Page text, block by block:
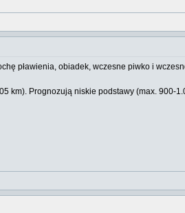
pławienia, obiadek, wczesne piwko i
km). Prognozują niskie podstawy (max. 900-